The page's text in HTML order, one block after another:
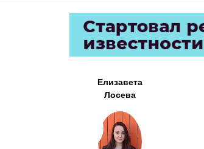
Елизавета
Лосева